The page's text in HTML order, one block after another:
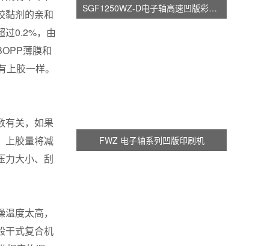
黏剂的亲和
过0.2%，由
薄膜和
胶一样。
有关，如果
上胶量将减
力大小、刮
度太高，
干式复合机
SGF1250WZ-D电子轴高速凹版彩印机
FWZ 电子轴系列凹版印刷机